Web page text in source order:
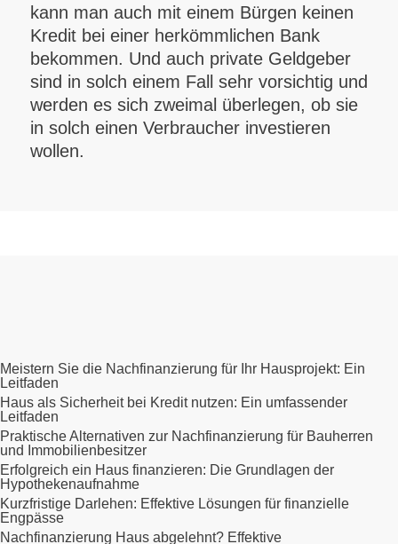
kann man auch mit einem Bürgen keinen
Kredit bei einer herkömmlichen Bank
bekommen. Und auch private Geldgeber
sind in solch einem Fall sehr vorsichtig und
werden es sich zweimal überlegen, ob sie
in solch einen Verbraucher investieren
wollen.
Meistern Sie die Nachfinanzierung für Ihr Hausprojekt: Ein
Leitfaden
Haus als Sicherheit bei Kredit nutzen: Ein umfassender
Leitfaden
Praktische Alternativen zur Nachfinanzierung für Bauherren
und Immobilienbesitzer
Erfolgreich ein Haus finanzieren: Die Grundlagen der
Hypothekenaufnahme
Kurzfristige Darlehen: Effektive Lösungen für finanzielle
Engpässe
Nachfinanzierung Haus abgelehnt? Effektive